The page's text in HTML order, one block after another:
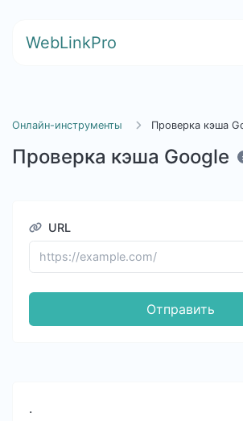
WebLinkPro
Онлайн-инструменты Проверка кэша
Проверка кэша Google
URL
Отправить
.